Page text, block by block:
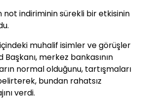
not indiriminin sürekli bir etkisinin
muhalif isimler ve görüşler
merkez bankasının
normal olduğunu, tartışmaları
bundan rahatsız
verdi.